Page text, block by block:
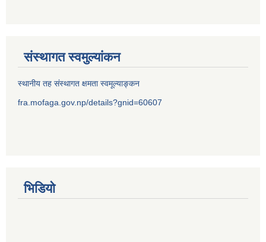
संस्थागत स्वमुल्यांकन
स्थानीय तह संस्थागत क्षमता स्वमूल्याङ्कन
fra.mofaga.gov.np/details?gnid=60607
भिडियो